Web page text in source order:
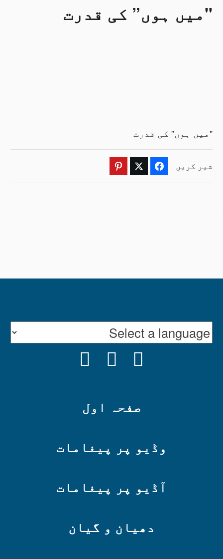
"میں ہوں” کی قدرت
"میں ہوں” کی قدرت
شیر کریں Facebook
Twitter
FACEBOOK
YOUTUBE
صفحہ اول
وڈیو پر پیغامات
آڈیو پر پیغامات
دھیان و گیان